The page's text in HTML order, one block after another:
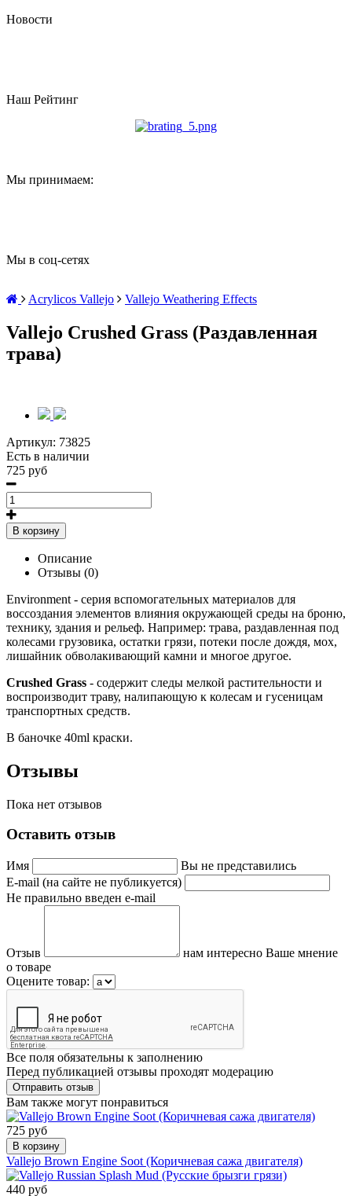
Новости
Наш Рейтинг
Мы принимаем:
Мы в соц-сетях
Acrylicos Vallejo Vallejo Weathering Effects
Vallejo Crushed Grass (Раздавленная
трава)
Артикул: 73825
Есть в наличии
725 руб
В корзину
Описание
Отзывы (0)
Environment - серия вспомогательных материалов для
воссоздания элементов влияния окружающей среды на броню,
технику, здания и рельеф. Например: трава, раздавленная под
колесами грузовика, остатки грязи, потеки после дождя, мох,
лишайник обволакивающий камни и многое другое.
Crushed Grass - содержит следы мелкой растительности и
воспроизводит траву, налипающую к колесам и гусеницам
транспортных средств.
В баночке 40ml краски.
Отзывы
Пока нет отзывов
Оставить отзыв
Имя
Вы не представились
E-mail (на сайте не публикуется)
Не правильно введен e-mail
Отзыв
нам интересно Ваше мнение
о товаре
Оцените товар:
Все поля обязательны к заполнению
Перед публикацией отзывы проходят модерацию
Вам также могут понравиться
725 руб
В корзину
Vallejo Brown Engine Soot (Коричневая сажа двигателя)
440 руб